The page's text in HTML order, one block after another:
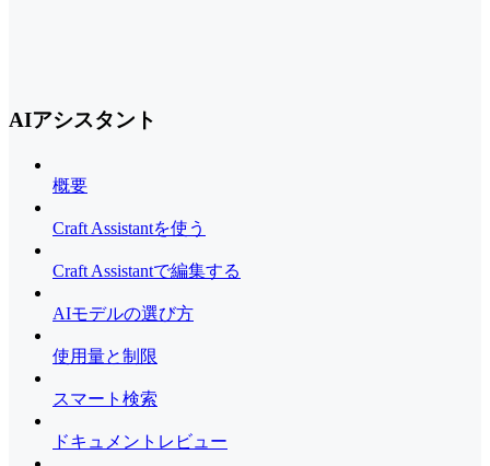
AIアシスタント
概要
Craft Assistantを使う
Craft Assistantで編集する
AIモデルの選び方
使用量と制限
スマート検索
ドキュメントレビュー